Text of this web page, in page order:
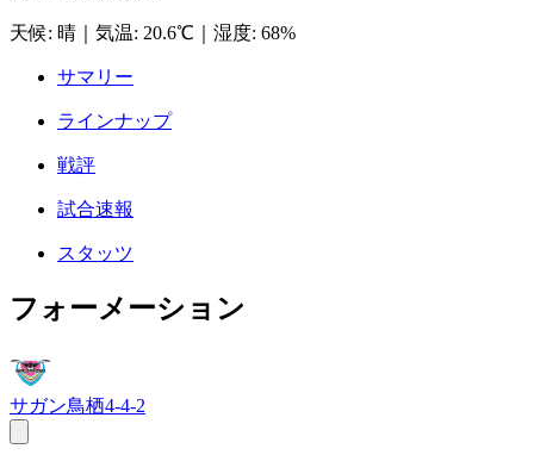
天候: 晴 気温: 20.6℃ 湿度: 68%
サマリー
ラインナップ
戦評
試合速報
スタッツ
フォーメーション
サガン鳥栖4-4-2